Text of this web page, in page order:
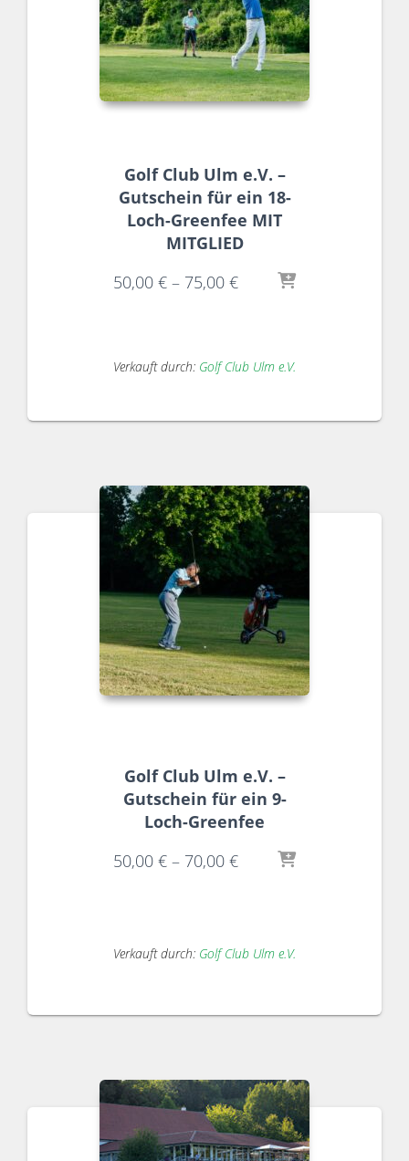
Golf Club Ulm e.V. –
Gutschein für ein 18-
Loch-Greenfee MIT
MITGLIED
50,00 € – 75,00 €
Verkauft durch: Golf Club Ulm e.V.
Golf Club Ulm e.V. –
Gutschein für ein 9-
Loch-Greenfee
50,00 € – 70,00 €
Verkauft durch: Golf Club Ulm e.V.